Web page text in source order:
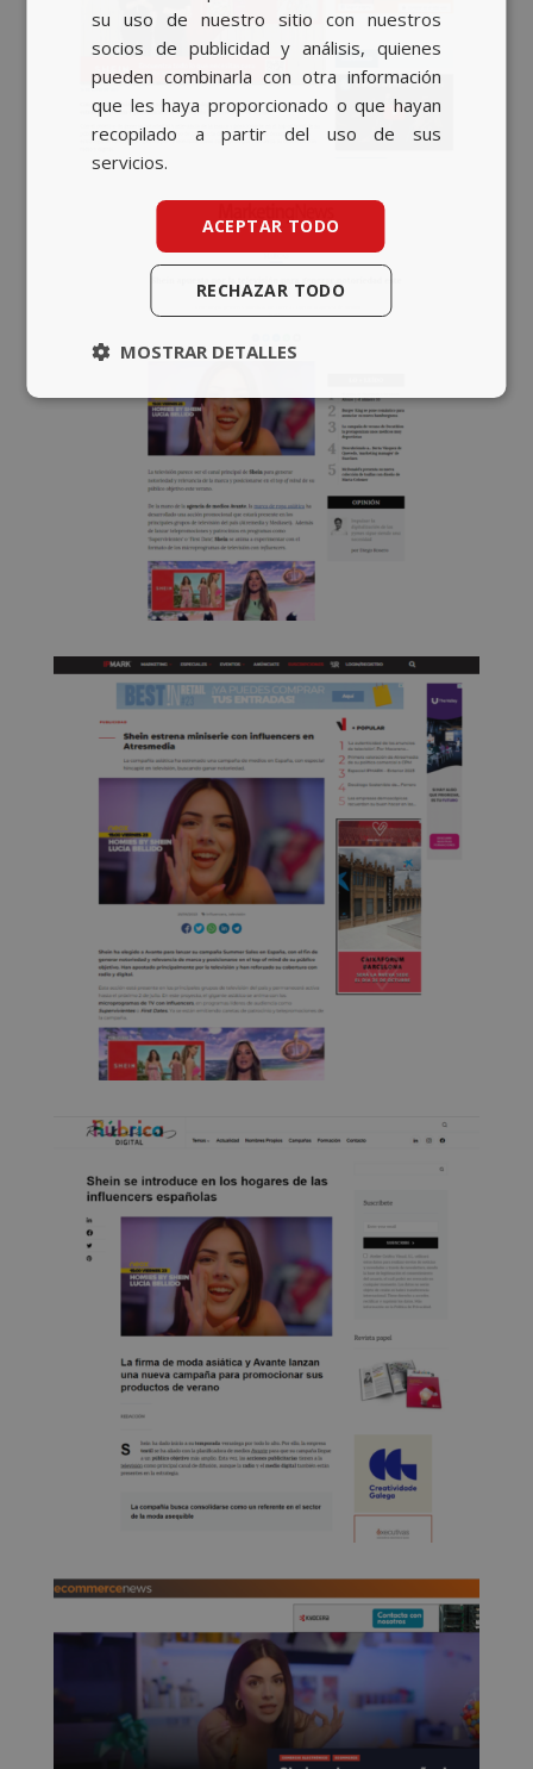
su uso de nuestro sitio con nuestros
socios de publicidad y análisis, quienes
pueden combinarla con otra información
que les haya proporcionado o que hayan
recopilado a partir del uso de sus
servicios.
ACEPTAR TODO
RECHAZAR TODO
MOSTRAR DETALLES